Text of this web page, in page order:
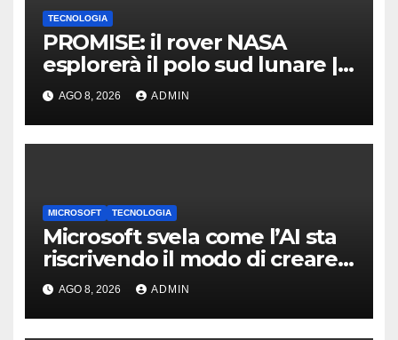
TECNOLOGIA
PROMISE: il rover NASA
esplorerà il polo sud lunare |
Cosa sappiamo
AGO 8, 2026 ADMIN
MICROSOFT TECNOLOGIA
Microsoft svela come l’AI sta
riscrivendo il modo di creare
software
AGO 8, 2026 ADMIN